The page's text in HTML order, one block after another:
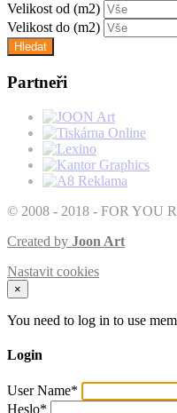
Velikost od (m2)
Velikost do (m2)
Partneři
© 2008 - 2018 - FOR YOU
Created by Joon Art
Nastavit cookies
×
You need to log in to use
Login
User Name*
Heslo*